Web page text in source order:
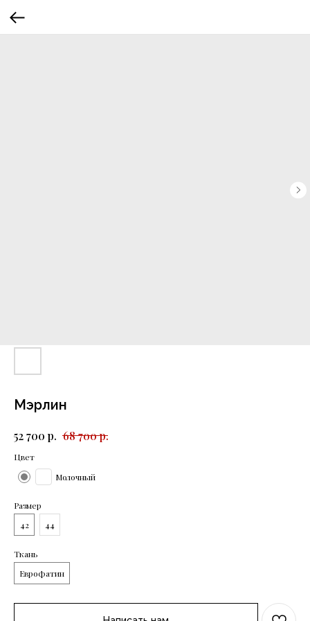
Мэрлин
52 700 р. 68 700р.
Цвет
Молочный
Размер
42
44
Ткань
Еврофатин